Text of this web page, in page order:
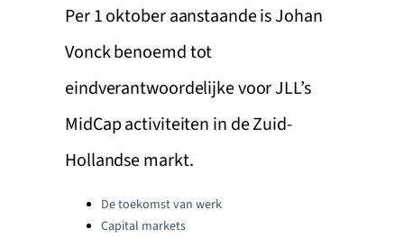
Per 1 oktober aanstaande is Johan
Vonck benoemd tot
eindverantwoordelijke voor JLL’s
MidCap activiteiten in de Zuid-
Hollandse markt.
Categories:De toekomst van werk
Capital markets